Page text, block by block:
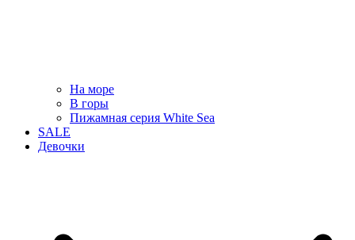
На море
В горы
Пижамная серия White Sea
SALE
Девочки